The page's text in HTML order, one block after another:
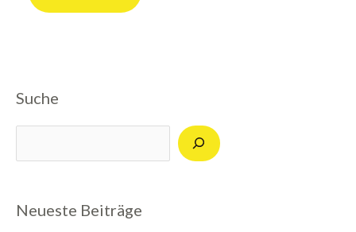
Suche
Neueste Beiträge